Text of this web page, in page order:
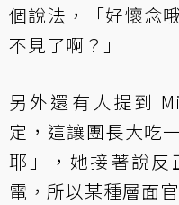
個說法，「好懷念
不見了啊？」
另外還有人提到
定，這讓團長大吃
耶」，她接著說反
電，所以某種層面